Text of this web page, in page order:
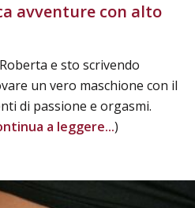
avventure con alto
e sto scrivendo
un vero maschione con il
di passione e orgasmi.
a leggere...)